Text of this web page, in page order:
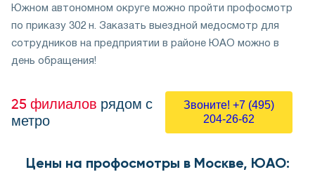
Южном автономном округе можно пройти профосмотр
по приказу 302 н. Заказать выездной медосмотр для
сотрудников на предприятии в районе ЮАО можно в
день обращения!
25 филиалов рядом с
метро
Звоните! +7 (495)
204-26-62
Цены на профосмотры в Москве, ЮАО: